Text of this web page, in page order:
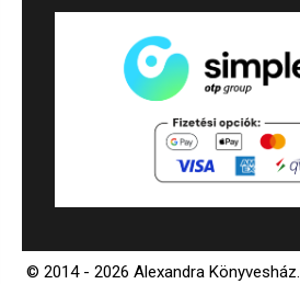
© 2014 - 2026 Alexandra Könyvesház.